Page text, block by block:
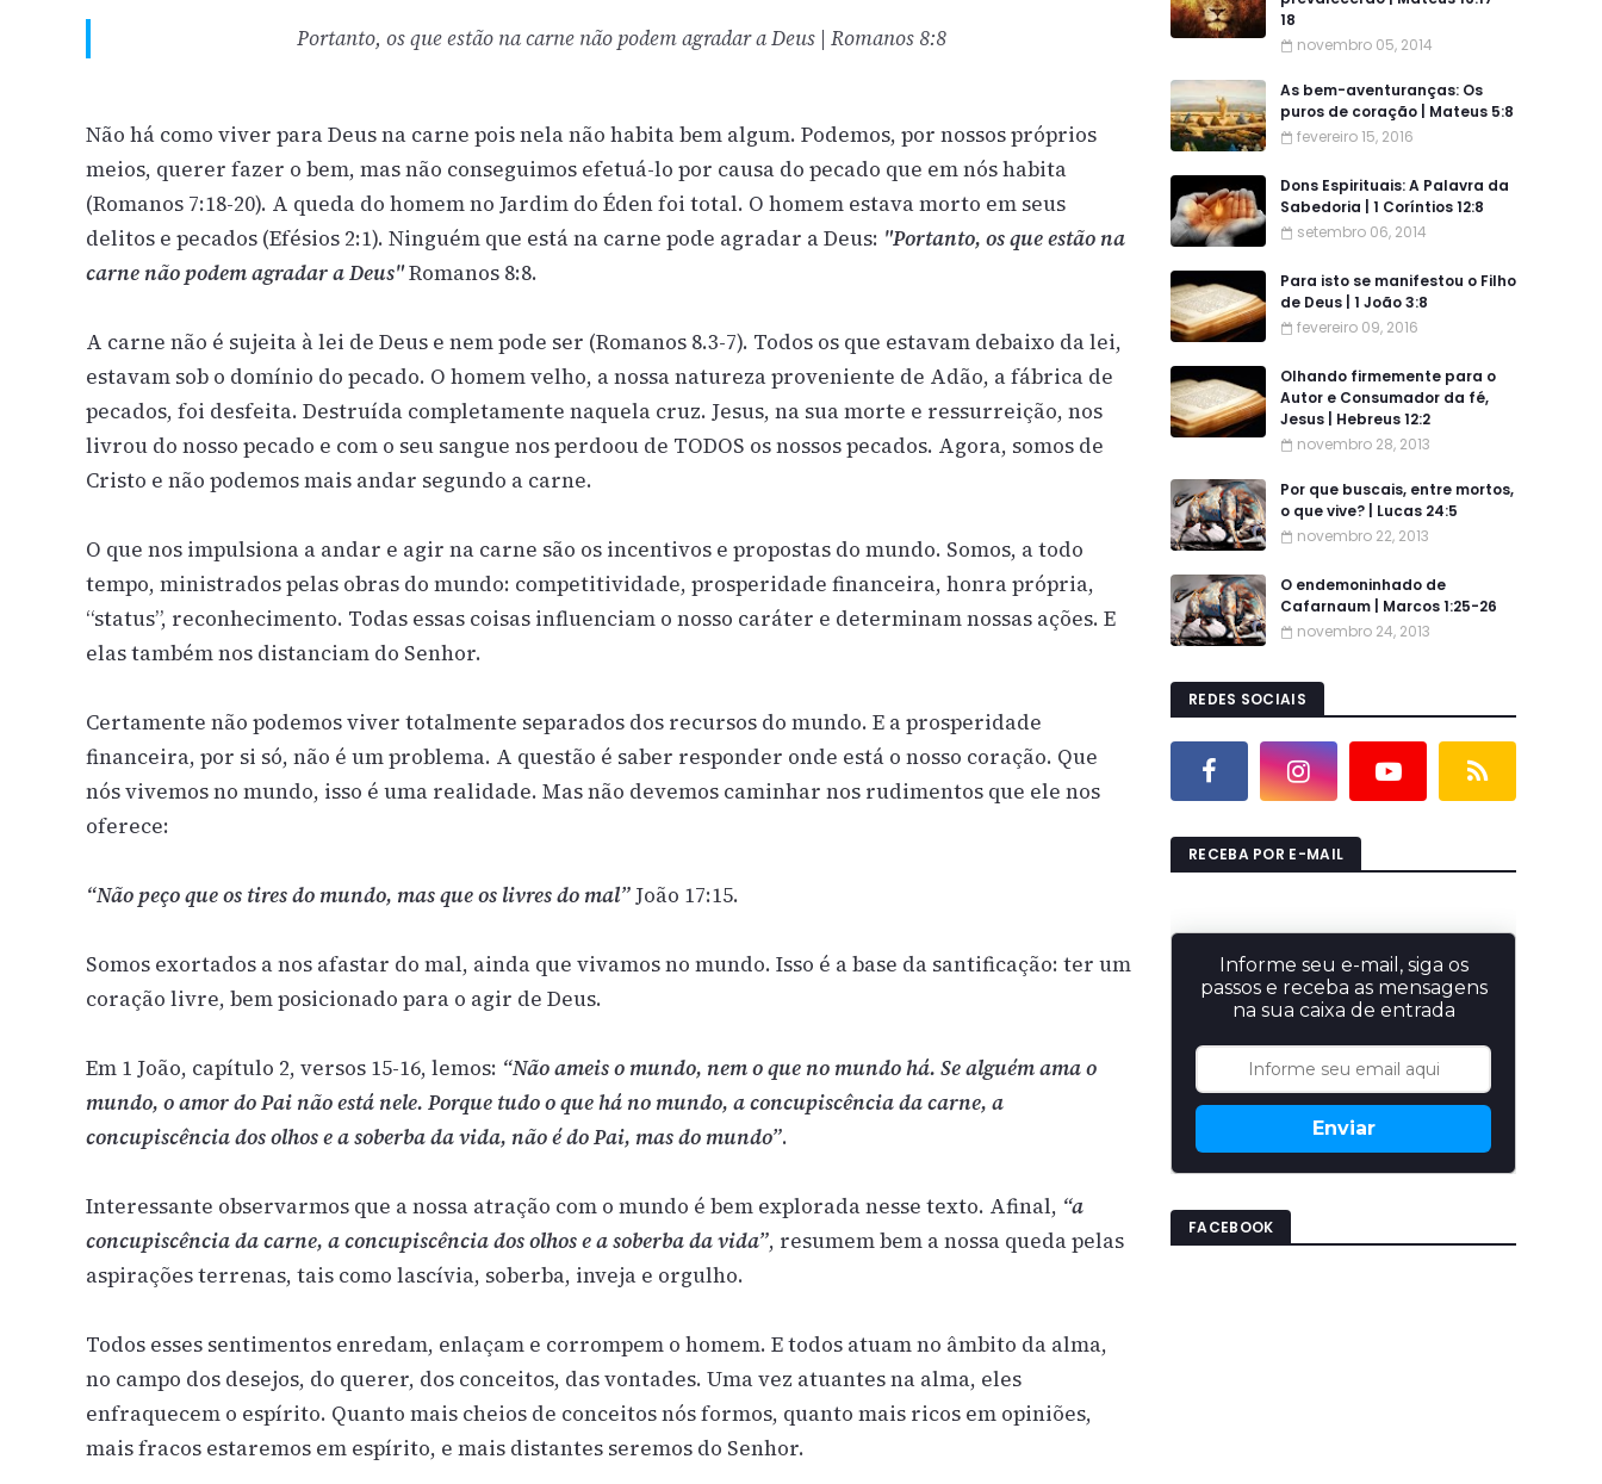
Portanto, os que estão na carne não podem agradar a Deus| Romanos 8:8
Não há como viver para Deus na carne pois nela não habita bem algum. Podemos, por nossos próprios
meios, querer fazer o bem, mas não conseguimos efetuá-lo por causa do pecado que em nós habita
(Romanos 7:18-20). A queda do homem no Jardim do Éden foi total. O homem estava morto em seus
delitos e pecados (Efésios 2:1). Ninguém que está na carne pode agradar a Deus: "Portanto, os que estão na
carne não podem agradar a Deus"Romanos 8:8.
A carne não é sujeita à lei de Deus e nem pode ser (Romanos 8.3-7). Todos os que estavam debaixo da lei,
estavam sob o domínio do pecado. O homem velho, a nossa natureza proveniente de Adão, a fábrica de
pecados, foi desfeita. Destruída completamente naquela cruz. Jesus, na sua morte e ressurreição, nos
livrou do nosso pecado e com o seu sangue nos perdoou de TODOS os nossos pecados. Agora, somos de
Cristo e não podemos mais andar segundo a carne.
O que nos impulsiona a andar e agir na carne são os incentivos e propostas do mundo. Somos, a todo
tempo, ministrados pelas obras do mundo: competitividade, prosperidade financeira, honra própria,
“status”, reconhecimento. Todas essas coisas influenciam o nosso caráter e determinam nossas ações. E
elas também nos distanciam do Senhor.
Certamente não podemos viver totalmente separados dos recursos do mundo. E a prosperidade
financeira, por si só, não é um problema. A questão é saber responder onde está o nosso coração. Que
nós vivemos no mundo, isso é uma realidade. Mas não devemos caminhar nos rudimentos que ele nos
oferece:
“Não peço que os tires do mundo, mas que os livres do mal”João 17:15.
Somos exortados a nos afastar do mal, ainda que vivamos no mundo. Isso é a base da santificação: ter um
coração livre, bem posicionado para o agir de Deus.
Em 1 João, capítulo 2, versos 15-16, lemos: “Não ameis o mundo, nem o que no mundo há. Se alguém ama o
mundo, o amor do Pai não está nele. Porque tudo o que há no mundo, a concupiscência da carne, a
concupiscência dos olhos e a soberba da vida, não é do Pai, mas do mundo”.
Interessante observarmos que a nossa atração com o mundo é bem explorada nesse texto. Afinal, “a
concupiscência da carne, a concupiscência dos olhos e a soberba da vida”, resumem bem a nossa queda pelas
aspirações terrenas, tais como lascívia, soberba, inveja e orgulho.
Todos esses sentimentos enredam, enlaçam e corrompem o homem. E todos atuam no âmbito da alma,
no campo dos desejos, do querer, dos conceitos, das vontades. Uma vez atuantes na alma, eles
enfraquecem o espírito. Quanto mais cheios de conceitos nós formos, quanto mais ricos em opiniões,
mais fracos estaremos em espírito, e mais distantes seremos do Senhor.
18
novembro 05, 2014
As bem-aventuranças: Os
puros de coração | Mateus 5:8
fevereiro 15, 2016
Dons Espirituais: A Palavra da
Sabedoria | 1 Coríntios 12:8
setembro 06, 2014
Para isto se manifestou o Filho
de Deus | 1 João 3:8
fevereiro 09, 2016
Olhando firmemente para o
Autor e Consumador da fé,
Jesus | Hebreus 12:2
novembro 28, 2013
Por que buscais, entre mortos,
o que vive? | Lucas 24:5
novembro 22, 2013
O endemoninhado de
Cafarnaum | Marcos 1:25-26
novembro 24, 2013
REDES SOCIAIS
RECEBA POR E-MAIL
Informe seu e-mail, siga os
passos e receba as mensagens
na sua caixa de entrada
Enviar
FACEBOOK